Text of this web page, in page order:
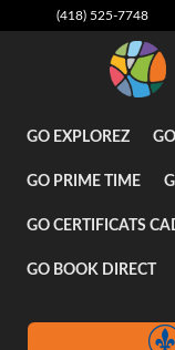
(418) 525-7748
GO EXPLOREZ
GO PRIME TIME
GO CERTIFICATS
GO BOOK DIRECT